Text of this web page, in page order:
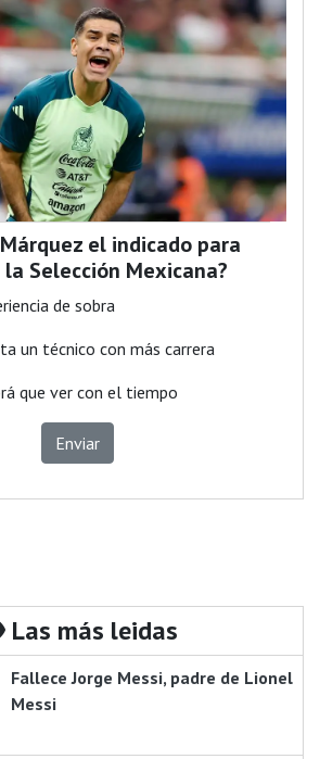
el indicado para
Selección Mexicana?
de sobra
un técnico con más carrera
que ver con el tiempo
Enviar
Las más leidas
Fallece Jorge Messi, padre de Lionel
Messi